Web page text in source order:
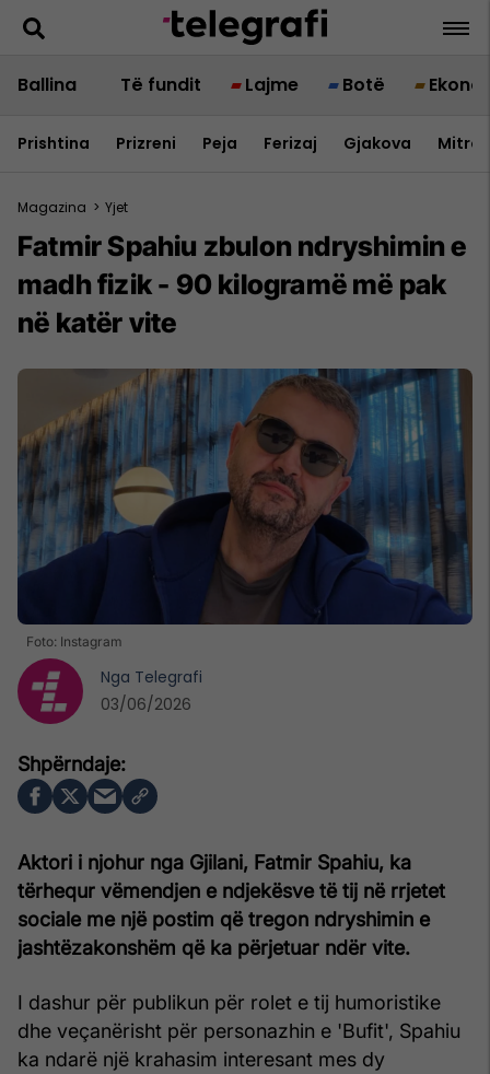
Ballina Të fundit Lajme Botë
Prishtina Prizreni Peja Ferizaj Gjakova
Magazina > Yjet
Fatmir Spahiu zbulon ndryshimin e
madh fizik - 90 kilogramë më pak
në katër vite
Foto: Instagram
Aktori i njohur nga Gjilani, Fatmir Spahiu, ka
tërhequr vëmendjen e ndjekësve të tij në rrjetet
sociale me një postim që tregon ndryshimin e
jashtëzakonshëm që ka përjetuar ndër vite.
I dashur për publikun për rolet e tij humoristike
dhe veçanërisht për personazhin e 'Bufit', Spahiu
ka ndarë një krahasim interesant mes dy
Nga Telegrafi
03/06/2026